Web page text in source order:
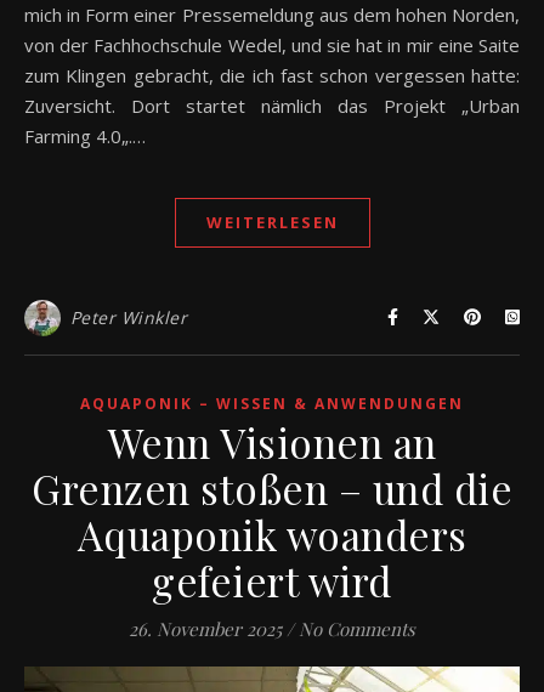
mich in Form einer Pressemeldung aus dem hohen Norden,
von der Fachhochschule Wedel, und sie hat in mir eine Saite
zum Klingen gebracht, die ich fast schon vergessen hatte:
Zuversicht. Dort startet nämlich das Projekt „Urban
Farming 4.0„.…
WEITERLESEN
Peter Winkler
AQUAPONIK – WISSEN & ANWENDUNGEN
Wenn Visionen an
Grenzen stoßen – und die
Aquaponik woanders
gefeiert wird
26. November 2025 / No Comments